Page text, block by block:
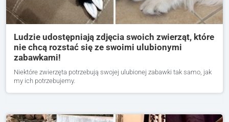
Ludzie udostępniają zdjęcia swoich zwierząt, które
nie chcą rozstać się ze swoimi ulubionymi
zabawkami!
Niektóre zwierzęta potrzebują swojej ulubionej zabawki tak samo, jak
my ich potrzebujemy.